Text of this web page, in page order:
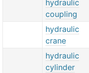
hydraulic
coupling
hydraulic
crane
hydraulic
cylinder